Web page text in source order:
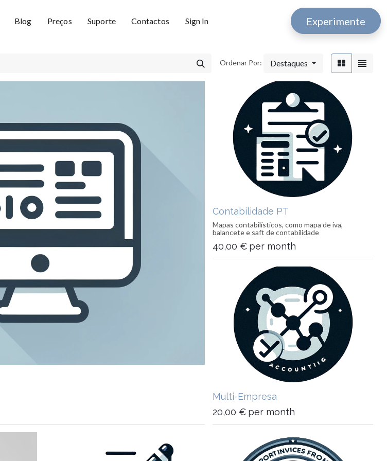
Blog Preços Suporte Contactos Sign In Experimente
Ordenar Por: Destaques
Contabilidade PT
Mapas contabilísticos, como mapa de iva,
balancete e saft de contabilidade
40,00 € per month
Multi-Empresa
20,00 € per month